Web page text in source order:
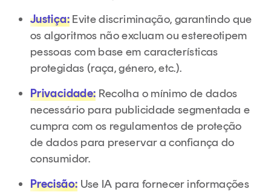
Justiça:Evite discriminação, garantindo que
os algoritmos não excluam ou estereotipem
pessoas com base em características
protegidas (raça, género, etc.).
Privacidade: Recolha o mínimo de dados
necessário para publicidade segmentada e
cumpra com os regulamentos de proteção
de dados para preservar a confiança do
consumidor.
Precisão: Use IA para fornecer informações